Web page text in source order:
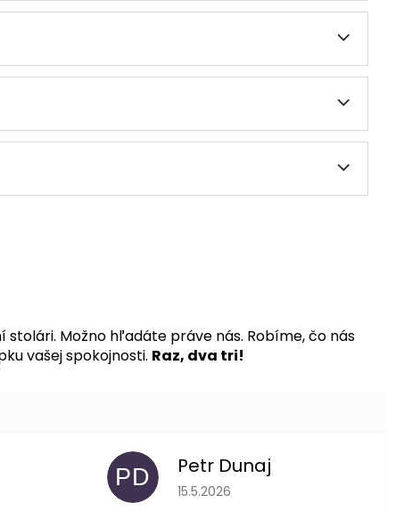
Možno hľadáte práve nás. Robíme, čo nás
vašej spokojnosti. Raz, dva tri!
je 5 z 5 hviezdičiek.
PD Petr Dunaj
Hodnotenie obchodu je 5 z 5
15.5.2026